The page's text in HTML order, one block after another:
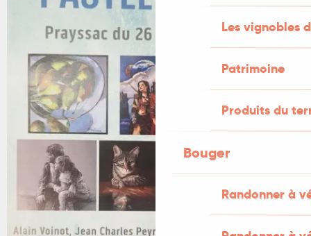
Les vignobles
Patrimoine
Produits du
Bouger
Randonner à